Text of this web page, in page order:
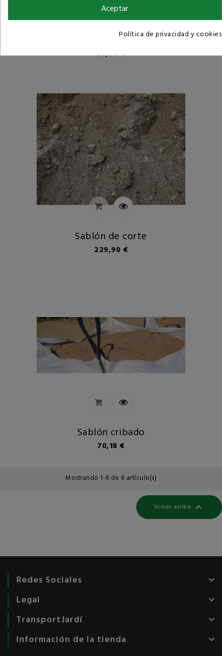
Recebo
Precio
69,64 €
Sablón de corte
Precio
229,90 €
Sablón cribado
Precio
70,18 €
Mostrando 1-6 de 6 artículo(s)
Volver arriba 
Redes Sociales keyboard_arrow_down
Legal keyboard_arrow_down
TransportJardí keyboard_arrow_down
Información de la tienda keyboard_arrow_down
Aceptar
Política de privacidad y cookies